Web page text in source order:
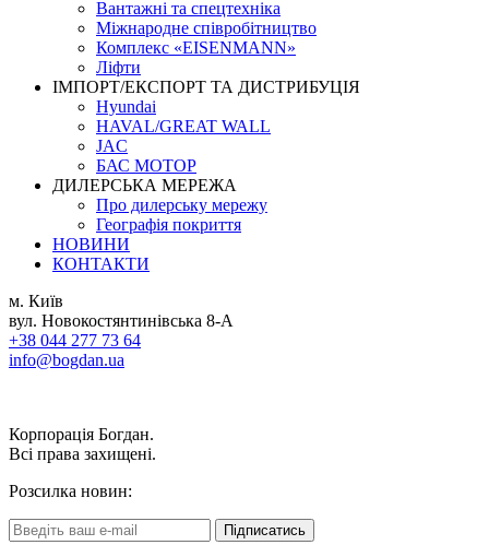
Вантажні та спецтехніка
Міжнародне співробітництво
Комплекс «EISENMANN»
Ліфти
ІМПОРТ/ЕКСПОРТ ТА ДИСТРИБУЦІЯ
Hyundai
HAVAL/GREAT WALL
JAC
БАС МОТОР
ДИЛЕРСЬКА МЕРЕЖА
Про дилерську мережу
Географія покриття
НОВИНИ
КОНТАКТИ
м. Київ
вул. Новокостянтинівська 8-А
+38 044 277 73 64
info@bogdan.ua
Корпорація Богдан.
Всі права захищені.
Розсилка новин:
Підписатись